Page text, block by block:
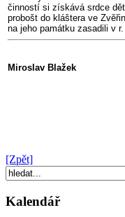
činností si získává srdce
probošt do kláštera ve
na jeho památku zasadili v
Miroslav Blažek
[Zpět]
Kalendář